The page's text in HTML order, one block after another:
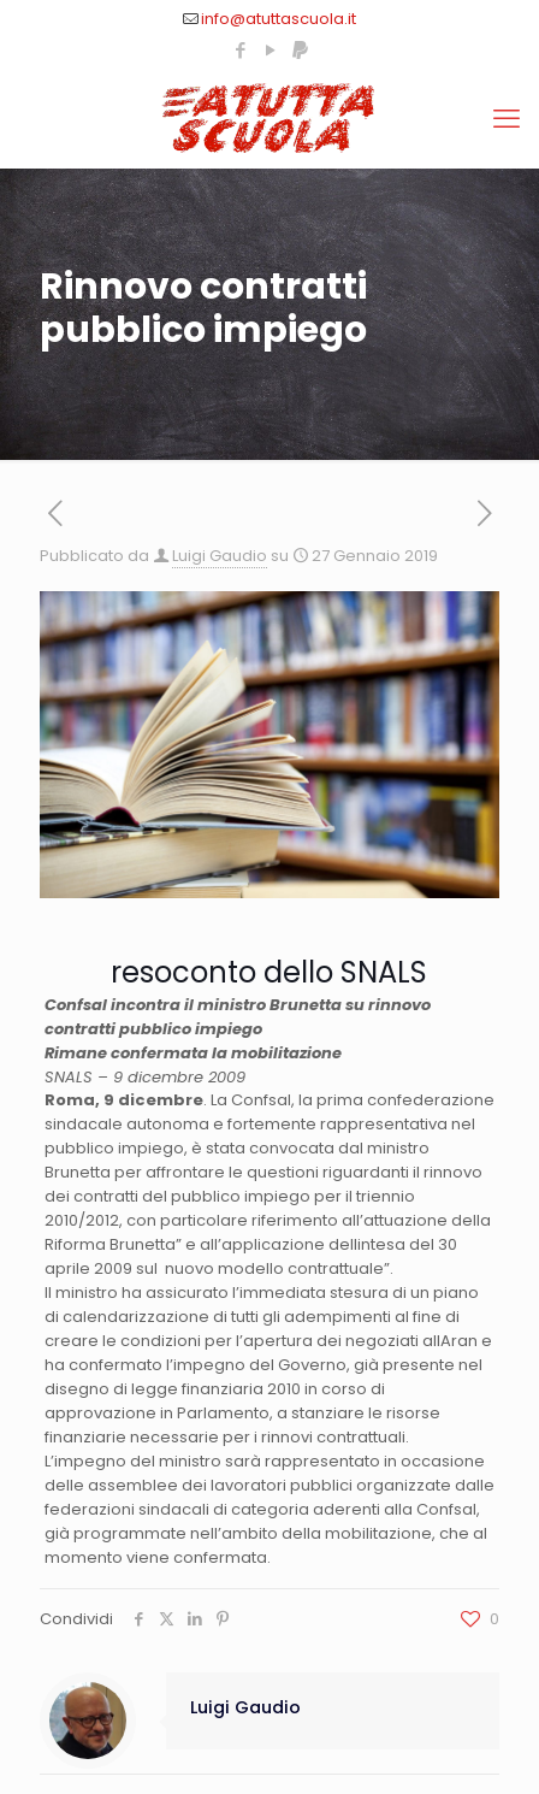
info@atuttascuola.it
Rinnovo contratti
pubblico impiego
Pubblicato da Luigi Gaudio su 27 Gennaio 2019
resoconto dello SNALS
Confsal incontra il ministro Brunetta su rinnovo
contratti pubblico impiego
Rimane confermata la mobilitazione
SNALS – 9 dicembre 2009
Roma, 9 dicembre. La Confsal, la prima confederazione
sindacale autonoma e fortemente rappresentativa nel
pubblico impiego, è stata convocata dal ministro
Brunetta per affrontare le questioni riguardanti il rinnovo
dei contratti del pubblico impiego per il triennio
2010/2012, con particolare riferimento all’attuazione della
Riforma Brunetta” e all’applicazione dellintesa del 30
aprile 2009 sul nuovo modello contrattuale”.
Il ministro ha assicurato l’immediata stesura di un piano
di calendarizzazione di tutti gli adempimenti al fine di
creare le condizioni per l’apertura dei negoziati allAran e
ha confermato l’impegno del Governo, già presente nel
disegno di legge finanziaria 2010 in corso di
approvazione in Parlamento, a stanziare le risorse
finanziarie necessarie per i rinnovi contrattuali.
L’impegno del ministro sarà rappresentato in occasione
delle assemblee dei lavoratori pubblici organizzate dalle
federazioni sindacali di categoria aderenti alla Confsal,
già programmate nell’ambito della mobilitazione, che al
momento viene confermata.
Condividi 0
Luigi Gaudio